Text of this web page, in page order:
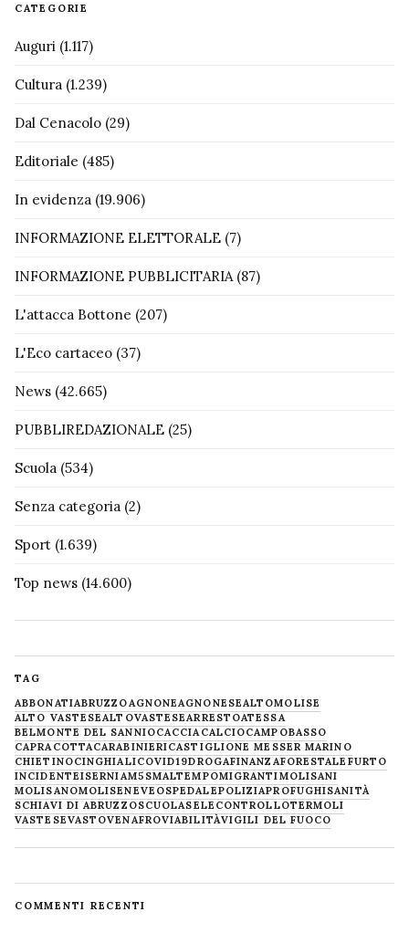
CATEGORIE
Auguri (1.117)
Cultura (1.239)
Dal Cenacolo (29)
Editoriale (485)
In evidenza (19.906)
INFORMAZIONE ELETTORALE (7)
INFORMAZIONE PUBBLICITARIA (87)
L'attacca Bottone (207)
L'Eco cartaceo (37)
News (42.665)
PUBBLIREDAZIONALE (25)
Scuola (534)
Senza categoria (2)
Sport (1.639)
Top news (14.600)
TAG
ABBONATIABRUZZOAGNONEAGNONESEALTOMOLISE
ALTO VASTESEALTOVASTESEARRESTOATESSA
BELMONTE DEL SANNIOCACCIA CALCIOCAMPOBASSO
CAPRACOTTACARABINIERICASTIGLIONE MESSER MARINO
CHIETINOCINGHIALICOVID19DROGAFINANZAFORESTALE FURTO
INCIDENTEISERNIAM5SMALTEMPOMIGRANTIMOLISANI
MOLISANOMOLISENEVE OSPEDALEPOLIZIAPROFUGHISANITÀ
SCHIAVI DI ABRUZZOSCUOLASELECONTROLLOTERMOLI
VASTESEVASTOVENAFROVIABILITÀVIGILI DEL FUOCO
COMMENTI RECENTI